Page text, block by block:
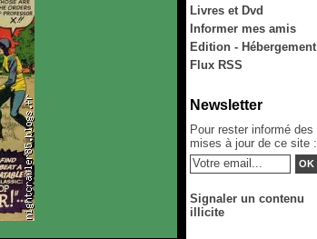
Livres et Dvd
Informer mes amis
Edition - Hébergement
Flux RSS
Newsletter
Pour rester informé des
mises à jour de ce site :
Signaler un contenu
illicite